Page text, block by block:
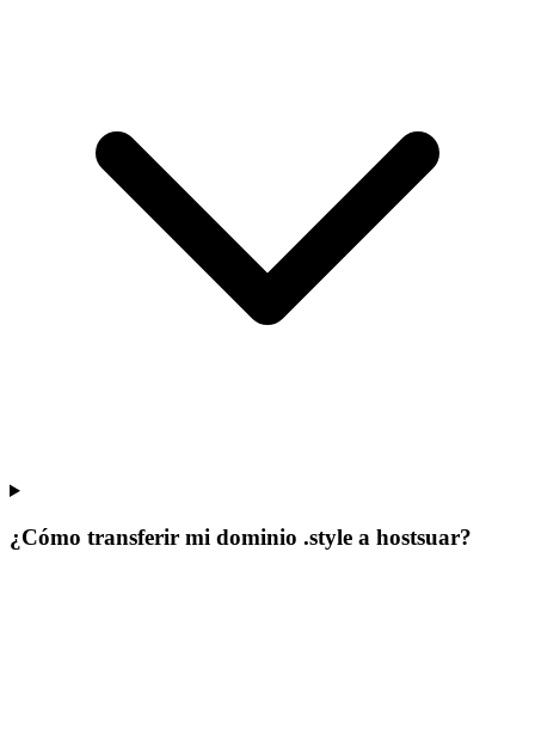
¿Cómo transferir mi dominio .style a hostsuar?